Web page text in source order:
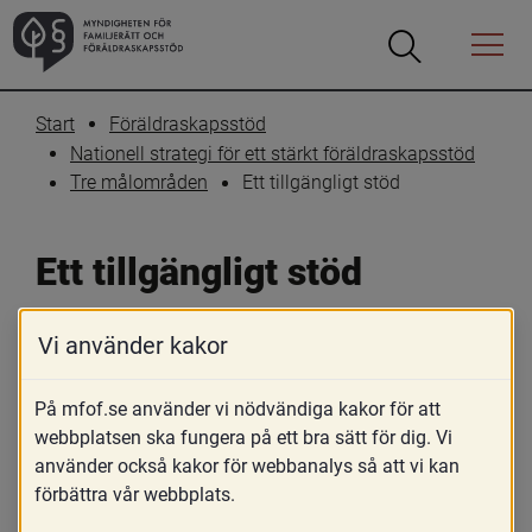
Öppna
Öppna
Menyn
Start
Föräldraskapsstöd
Nationell strategi för ett stärkt föräldraskapsstöd
Tre målområden
Ett tillgängligt stöd
Ett tillgängligt stöd
Skriv ut
Tillgängligheten till föräldraskapsstöd
behöver förbättras jämfört med i dag.
Stödet bör kännetecknas av låga trösklar
till stöd, att variationen av insatser är stor
Vi använder kakor
På mfof.se använder vi nödvändiga kakor för att
webbplatsen ska fungera på ett bra sätt för dig. Vi
använder också kakor för webbanalys så att vi kan
förbättra vår webbplats.